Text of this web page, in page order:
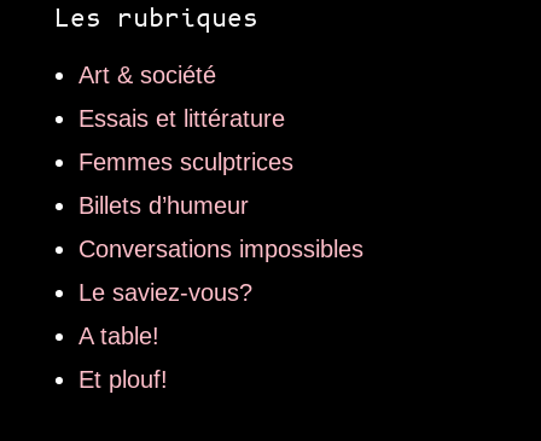
Les rubriques
Art & société
Essais et littérature
Femmes sculptrices
Billets d’humeur
Conversations impossibles
Le saviez-vous?
A table!
Et plouf!